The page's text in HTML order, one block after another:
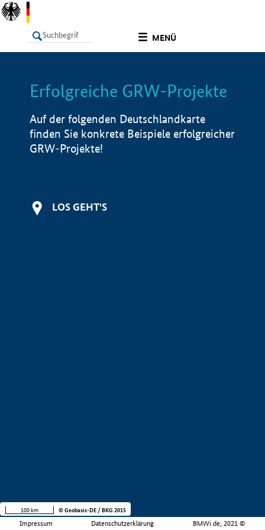
MENÜ
LISTE Info
Erfolgreiche GRW-Projekte
Auf der folgenden Deutschlandkarte
finden Sie konkrete Beispiele erfolgreicher
GRW-Projekte!
LOS GEHT'S
Impressum Datenschutzerklärung BMWi.de, 2021 ©
100 km © Geobasis-DE / BKG 2015